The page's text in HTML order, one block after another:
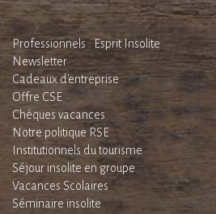
Professionnels : Esprit Insolite
Newsletter
Cadeaux d'entreprise
Offre CSE
Chèques vacances
Notre politique RSE
Institutionnels du tourisme
Séjour insolite en groupe
Vacances Scolaires
Séminaire insolite